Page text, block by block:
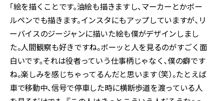
「絵を描くことです。油絵も描きますし、マーカーとかボー
ルペンでも描きます。インスタにもアップしていますが、リ
ーバイスのジージャンに描いた絵も僕がデザインしまし
た。人間観察も好きですね。ボーッと人を見るのがすごく面
白いです。それは役者っていう仕事柄じゃなく、僕の癖です
ね。楽しみを感じちゃってるんだと思います（笑）。たとえば
車で移動中、信号で停車した時に横断歩道を渡っている人